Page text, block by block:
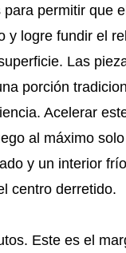
para permitir que
y logre fundir el
Las
porción
Acelerar
al máximo
y un interior
centro derretido.
Este es el